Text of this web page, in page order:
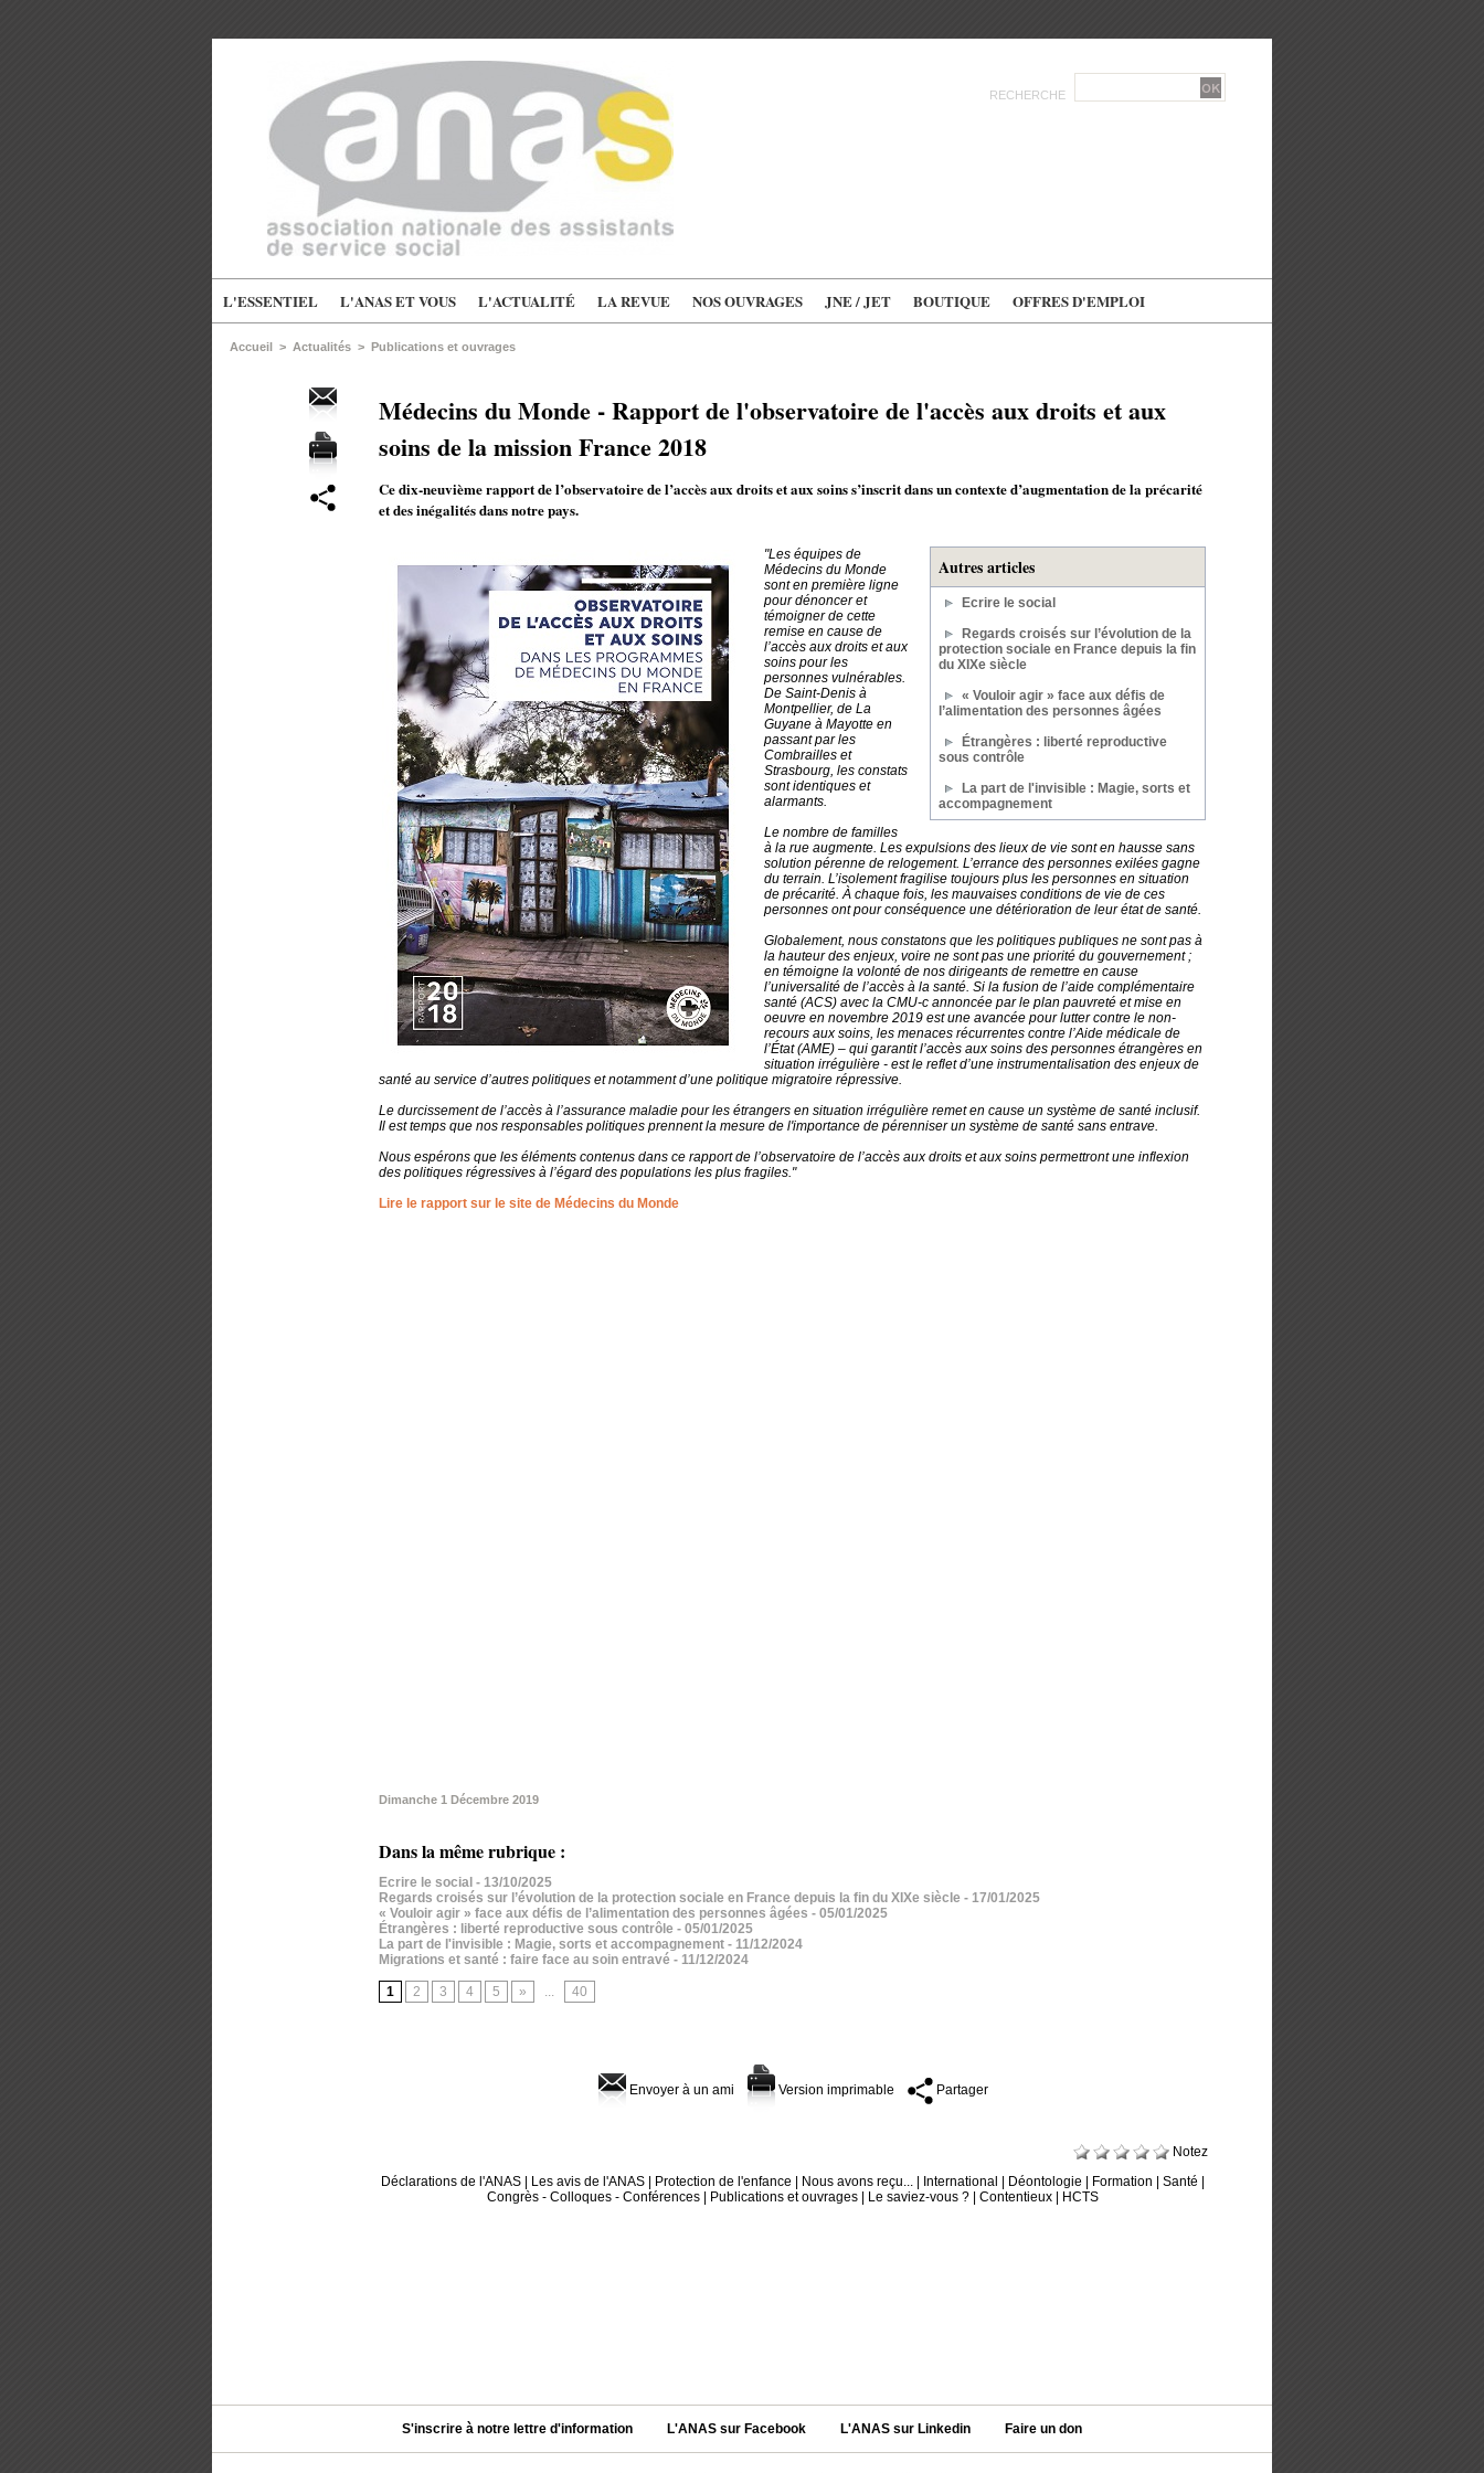
RECHERCHE
L'ESSENTIEL L'ANAS ET VOUS L'ACTUALITÉ LA REVUE NOS OUVRAGES JNE / JET BOUTIQUE OFFRES D'EMPLOI
Accueil > Actualités > Publications et ouvrages
Médecins du Monde - Rapport de l'observatoire de l'accès aux droits et aux
soins de la mission France 2018
Ce dix-neuvième rapport de l’observatoire de l’accès aux droits et aux soins s’inscrit dans un contexte d’augmentation de la précarité
et des inégalités dans notre pays.
Autres articles
Ecrire le social
Regards croisés sur l’évolution de la
protection sociale en France depuis la fin
du XIXe siècle
« Vouloir agir » face aux défis de
l’alimentation des personnes âgées
Étrangères : liberté reproductive
sous contrôle
La part de l'invisible : Magie, sorts et
accompagnement
"Les équipes de
Médecins du Monde
sont en première ligne
pour dénoncer et
témoigner de cette
remise en cause de
l’accès aux droits et aux
soins pour les
personnes vulnérables.
De Saint-Denis à
Montpellier, de La
Guyane à Mayotte en
passant par les
Combrailles et
Strasbourg, les constats
sont identiques et
alarmants.
Le nombre de familles
à la rue augmente. Les expulsions des lieux de vie sont en hausse sans
solution pérenne de relogement. L’errance des personnes exilées gagne
du terrain. L’isolement fragilise toujours plus les personnes en situation
de précarité. À chaque fois, les mauvaises conditions de vie de ces
personnes ont pour conséquence une détérioration de leur état de santé.
Globalement, nous constatons que les politiques publiques ne sont pas à
la hauteur des enjeux, voire ne sont pas une priorité du gouvernement ;
en témoigne la volonté de nos dirigeants de remettre en cause
l’universalité de l’accès à la santé. Si la fusion de l’aide complémentaire
santé (ACS) avec la CMU-c annoncée par le plan pauvreté et mise en
oeuvre en novembre 2019 est une avancée pour lutter contre le non-
recours aux soins, les menaces récurrentes contre l’Aide médicale de
l’État (AME) – qui garantit l’accès aux soins des personnes étrangères en
situation irrégulière - est le reflet d’une instrumentalisation des enjeux de
santé au service d’autres politiques et notamment d’une politique migratoire répressive.
Le durcissement de l’accès à l’assurance maladie pour les étrangers en situation irrégulière remet en cause un système de santé inclusif.
Il est temps que nos responsables politiques prennent la mesure de l'importance de pérenniser un système de santé sans entrave.
Nous espérons que les éléments contenus dans ce rapport de l’observatoire de l’accès aux droits et aux soins permettront une inflexion
des politiques régressives à l’égard des populations les plus fragiles."
Lire le rapport sur le site de Médecins du Monde
Dimanche 1 Décembre 2019
Dans la même rubrique :
Ecrire le social - 13/10/2025
Regards croisés sur l’évolution de la protection sociale en France depuis la fin du XIXe siècle - 17/01/2025
« Vouloir agir » face aux défis de l’alimentation des personnes âgées - 05/01/2025
Étrangères : liberté reproductive sous contrôle - 05/01/2025
La part de l'invisible : Magie, sorts et accompagnement - 11/12/2024
Migrations et santé : faire face au soin entravé - 11/12/2024
1 2 3 4 5 » ... 40
Envoyer à un ami Version imprimable Partager
Notez
Déclarations de l'ANAS
Les avis de l'ANAS Protection de l'enfance Nous avons reçu... International Déontologie Formation |Santé
Congrès - Colloques - Conférences
Publications et ouvrages Le saviez-vous ? |Contentieux HCTS
S'inscrire à notre lettre d'information L'ANAS sur Facebook L'ANAS sur Linkedin Faire un don